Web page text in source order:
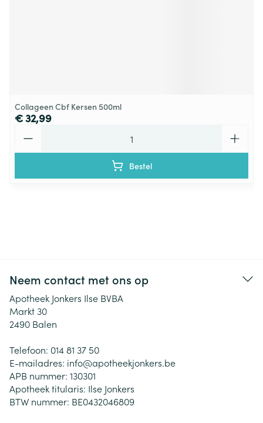
Collageen Cbf Kersen 500ml
€ 32,99
Bestel
Neem contact met ons op
Apotheek Jonkers Ilse BVBA
Markt 30
2490 Balen
Telefoon: 014 81 37 50
E-mailadres: info@apotheekjonkers.be
APB nummer: 130301
Apotheek titularis: Ilse Jonkers
BTW nummer: BE0432046809